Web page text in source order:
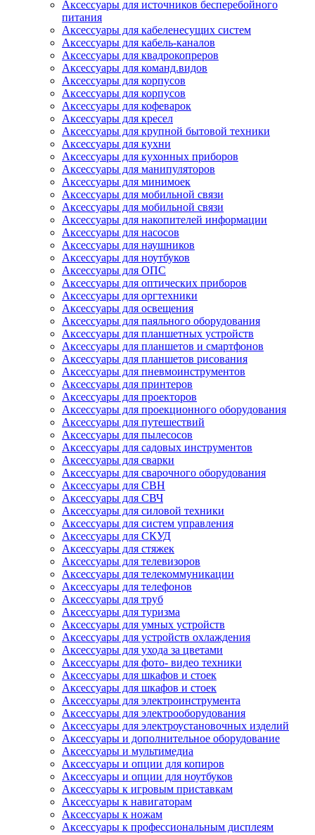
Аксессуары для источников бесперебойного
питания
Аксессуары для кабеленесущих систем
Аксессуары для кабель-каналов
Аксессуары для квадрокопреров
Аксессуары для команд.видов
Аксессуары для корпусов
Аксессуары для корпусов
Аксессуары для кофеварок
Аксессуары для кресел
Аксессуары для крупной бытовой техники
Аксессуары для кухни
Аксессуары для кухонных приборов
Аксессуары для манипуляторов
Аксессуары для минимоек
Аксессуары для мобильной связи
Аксессуары для мобильной связи
Аксессуары для накопителей информации
Аксессуары для насосов
Аксессуары для наушников
Аксессуары для ноутбуков
Аксессуары для ОПС
Аксессуары для оптических приборов
Аксессуары для оргтехники
Аксессуары для освещения
Аксессуары для паяльного оборудования
Аксессуары для планшетных устройств
Аксессуары для планшетов и смартфонов
Аксессуары для планшетов рисования
Аксессуары для пневмоинструментов
Аксессуары для принтеров
Аксессуары для проекторов
Аксессуары для проекционного оборудования
Аксессуары для путешествий
Аксессуары для пылесосов
Аксессуары для садовых инструментов
Аксессуары для сварки
Аксессуары для сварочного оборудования
Аксессуары для СВН
Аксессуары для СВЧ
Аксессуары для силовой техники
Аксессуары для систем управления
Аксессуары для СКУД
Аксессуары для стяжек
Аксессуары для телевизоров
Аксессуары для телекоммуникации
Аксессуары для телефонов
Аксессуары для труб
Аксессуары для туризма
Аксессуары для умных устройств
Аксессуары для устройств охлаждения
Аксессуары для ухода за цветами
Аксессуары для фото- видео техники
Аксессуары для шкафов и стоек
Аксессуары для шкафов и стоек
Аксессуары для электроинструмента
Аксессуары для электрооборудования
Аксессуары для электроустановочных изделий
Аксессуары и дополнительное оборудование
Аксессуары и мультимедиа
Аксессуары и опции для копиров
Аксессуары и опции для ноутбуков
Аксессуары к игровым приставкам
Аксессуары к навигаторам
Аксессуары к ножам
Аксессуары к профессиональным дисплеям